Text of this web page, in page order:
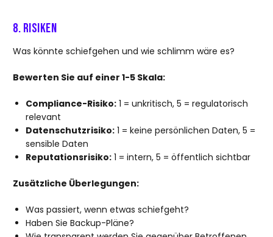
8. Risiken
Was könnte schiefgehen und wie schlimm wäre es?
Bewerten Sie auf einer 1-5 Skala:
Compliance-Risiko: 1 = unkritisch, 5 = regulatorisch
relevant
Datenschutzrisiko: 1 = keine persönlichen Daten, 5 =
sensible Daten
Reputationsrisiko: 1 = intern, 5 = öffentlich sichtbar
Zusätzliche Überlegungen:
Was passiert, wenn etwas schiefgeht?
Haben Sie Backup-Pläne?